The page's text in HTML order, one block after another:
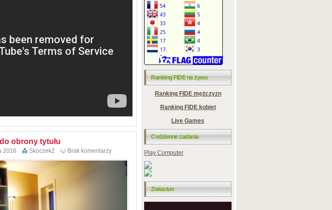
obrony tytułu
2016 Skoczek2 Brak komentarzy
Ranking FIDE na żywo
Ranking FIDE mężczyzn
Ranking FIDE kobiet
Live Games
Codzienne zadania
Play Computer
Zwiastun